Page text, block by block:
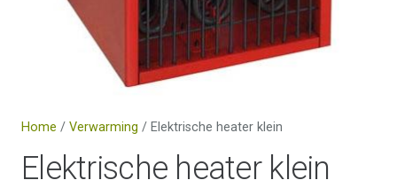
Home / Verwarming / Elektrische heater klein
Elektrische heater klein